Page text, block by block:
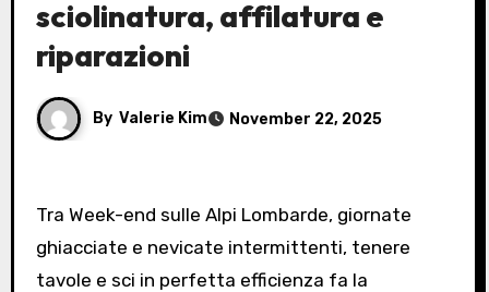
sciolinatura, affilatura e
riparazioni
By Valerie Kim November 22, 2025
Tra Week-end sulle Alpi Lombarde, giornate
ghiacciate e nevicate intermittenti, tenere
tavole e sci in perfetta efficienza fa la